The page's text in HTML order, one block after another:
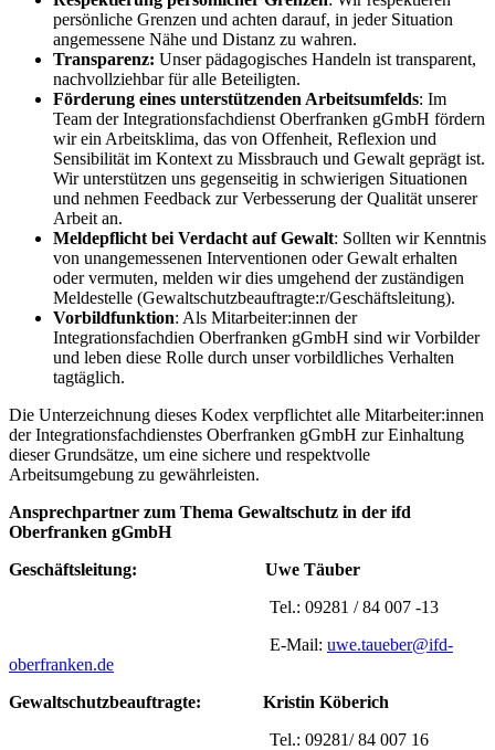
persönliche Grenzen und achten darauf, in jeder Situation
angemessene Nähe und Distanz zu wahren.
Transparenz: Unser pädagogisches Handeln ist transparent,
nachvollziehbar für alle Beteiligten.
Förderung eines unterstützenden Arbeitsumfelds: Im
Team der Integrationsfachdienst Oberfranken gGmbH fördern
wir ein Arbeitsklima, das von Offenheit, Reflexion und
Sensibilität im Kontext zu Missbrauch und Gewalt geprägt ist.
Wir unterstützen uns gegenseitig in schwierigen Situationen
und nehmen Feedback zur Verbesserung der Qualität unserer
Arbeit an.
Meldepflicht bei Verdacht auf Gewalt: Sollten wir Kenntnis
von unangemessenen Interventionen oder Gewalt erhalten
oder vermuten, melden wir dies umgehend der zuständigen
Meldestelle (Gewaltschutzbeauftragte:r/Geschäftsleitung).
Vorbildfunktion: Als Mitarbeiter:innen der
Integrationsfachdien Oberfranken gGmbH sind wir Vorbilder
und leben diese Rolle durch unser vorbildliches Verhalten
tagtäglich.
Die Unterzeichnung dieses Kodex verpflichtet alle Mitarbeiter:innen
der Integrationsfachdienstes Oberfranken gGmbH zur Einhaltung
dieser Grundsätze, um eine sichere und respektvolle
Arbeitsumgebung zu gewährleisten.
Ansprechpartner zum Thema Gewaltschutz in der ifd
Oberfranken gGmbH
Geschäftsleitung:
Uwe Täuber
Tel.: 09281 / 84 007 -13
E-Mail: uwe.taueber@ifd-
oberfranken.de
Gewaltschutzbeauftragte:
Kristin Köberich
Tel.: 09281/ 84 007 16